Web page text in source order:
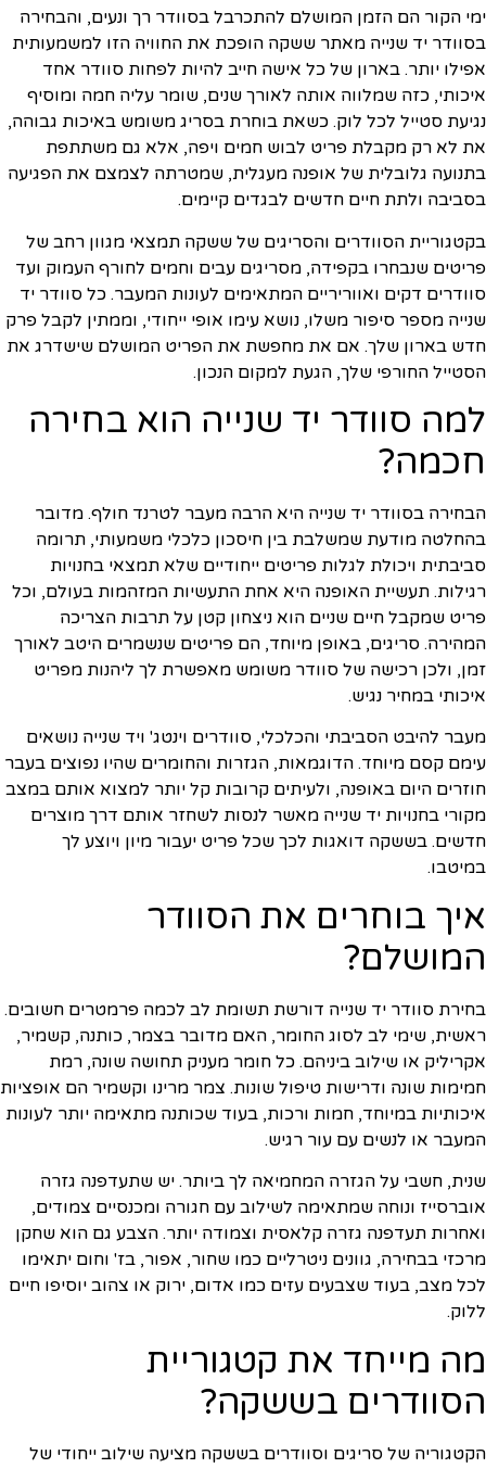
ימי הקור הם הזמן המושלם להתכרבל בסוודר רך ונעים, והבחירה
בסוודר יד שנייה מאתר ששקה הופכת את החוויה הזו למשמעותית
אפילו יותר. בארון של כל אישה חייב להיות לפחות סוודר אחד
איכותי, כזה שמלווה אותה לאורך שנים, שומר עליה חמה ומוסיף
נגיעת סטייל לכל לוק. כשאת בוחרת בסריג משומש באיכות גבוהה,
את לא רק מקבלת פריט לבוש חמים ויפה, אלא גם משתתפת
בתנועה גלובלית של אופנה מעגלית, שמטרתה לצמצם את הפגיעה
בסביבה ולתת חיים חדשים לבגדים קיימים.
בקטגוריית הסוודרים והסריגים של ששקה תמצאי מגוון רחב של
פריטים שנבחרו בקפידה, מסריגים עבים וחמים לחורף העמוק ועד
סוודרים דקים ואווריריים המתאימים לעונות המעבר. כל סוודר יד
שנייה מספר סיפור משלו, נושא עימו אופי ייחודי, וממתין לקבל פרק
חדש בארון שלך. אם את מחפשת את הפריט המושלם שישדרג את
הסטייל החורפי שלך, הגעת למקום הנכון.
למה סוודר יד שנייה הוא בחירה
חכמה?
הבחירה בסוודר יד שנייה היא הרבה מעבר לטרנד חולף. מדובר
בהחלטה מודעת שמשלבת בין חיסכון כלכלי משמעותי, תרומה
סביבתית ויכולת לגלות פריטים ייחודיים שלא תמצאי בחנויות
רגילות. תעשיית האופנה היא אחת התעשיות המזהמות בעולם, וכל
פריט שמקבל חיים שניים הוא ניצחון קטן על תרבות הצריכה
המהירה. סריגים, באופן מיוחד, הם פריטים שנשמרים היטב לאורך
זמן, ולכן רכישה של סוודר משומש מאפשרת לך ליהנות מפריט
איכותי במחיר נגיש.
מעבר להיבט הסביבתי והכלכלי, סוודרים וינטג' ויד שנייה נושאים
עימם קסם מיוחד. הדוגמאות, הגזרות והחומרים שהיו נפוצים בעבר
חוזרים היום באופנה, ולעיתים קרובות קל יותר למצוא אותם במצב
מקורי בחנויות יד שנייה מאשר לנסות לשחזר אותם דרך מוצרים
חדשים. בששקה דואגות לכך שכל פריט יעבור מיון ויוצע לך
במיטבו.
איך בוחרים את הסוודר
המושלם?
בחירת סוודר יד שנייה דורשת תשומת לב לכמה פרמטרים חשובים.
ראשית, שימי לב לסוג החומר, האם מדובר בצמר, כותנה, קשמיר,
אקריליק או שילוב ביניהם. כל חומר מעניק תחושה שונה, רמת
חמימות שונה ודרישות טיפול שונות. צמר מרינו וקשמיר הם אופציות
איכותיות במיוחד, חמות ורכות, בעוד שכותנה מתאימה יותר לעונות
המעבר או לנשים עם עור רגיש.
שנית, חשבי על הגזרה המחמיאה לך ביותר. יש שתעדפנה גזרה
אוברסייז ונוחה שמתאימה לשילוב עם חגורה ומכנסיים צמודים,
ואחרות תעדפנה גזרה קלאסית וצמודה יותר. הצבע גם הוא שחקן
מרכזי בבחירה, גוונים ניטרליים כמו שחור, אפור, בז' וחום יתאימו
לכל מצב, בעוד שצבעים עזים כמו אדום, ירוק או צהוב יוסיפו חיים
ללוק.
מה מייחד את קטגוריית
הסוודרים בששקה?
הקטגוריה של סריגים וסוודרים בששקה מציעה שילוב ייחודי של